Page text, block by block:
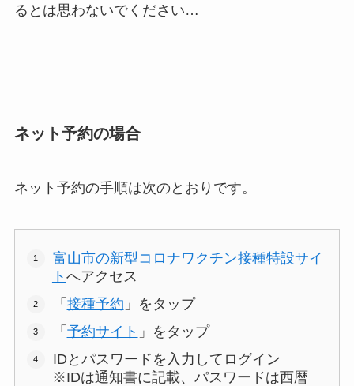
るとは思わないでください…
ネット予約の場合
ネット予約の手順は次のとおりです。
富山市の新型コロナワクチン接種特設サイ
ト へアクセス
「 接種予約 」をタップ
「 予約サイト 」をタップ
IDとパスワードを入力してログイン
※IDは通知書に記載、パスワードは西暦